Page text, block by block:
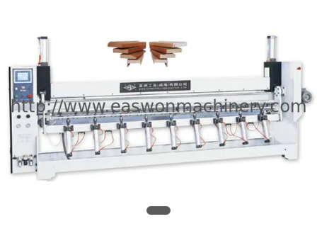
MAPA
DEL
SITIO
PRIVACY
POLICY